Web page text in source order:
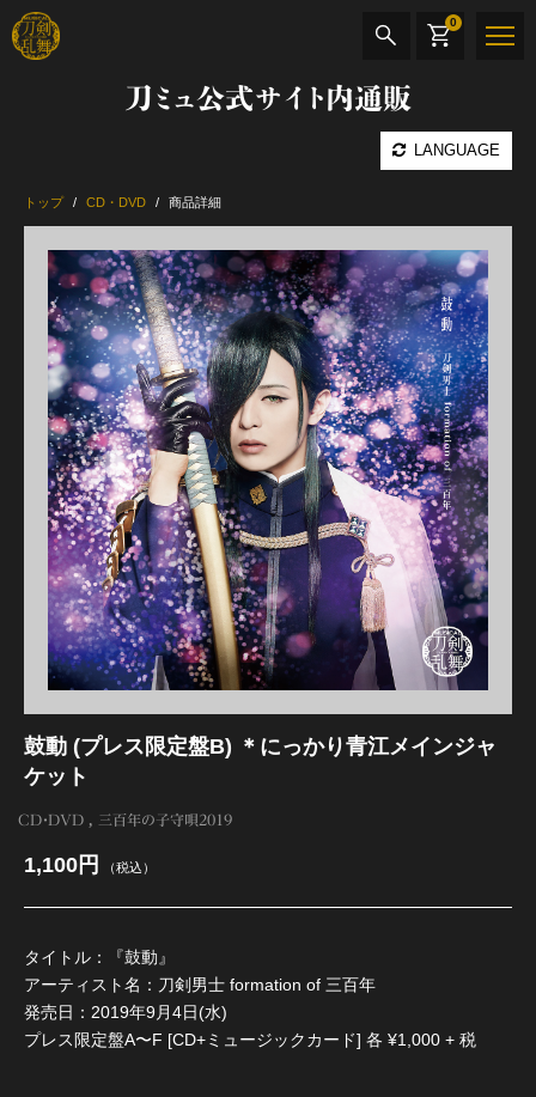
刀ミュ公式サイト内通販
LANGUAGE
0
CD・DVD BOOK その他
最新カテゴリー
加州清光 単騎出陣 極
髭切 単騎出陣 ～夢幻泡影～
江 おん すていじ かうんとだうんぱーてぃー
トップ CD・DVD 商品詳細
鼓動 (プレス限定盤B) ＊にっかり青江メインジャ
ケット
CD・DVD 三百年の子守唄2019
1,100円 （税込）
タイトル：『鼓動』
アーティスト名：刀剣男士 formation of 三百年
発売日：2019年9月4日(水)
プレス限定盤A〜F [CD+ミュージックカード] 各 ¥1,000 + 税